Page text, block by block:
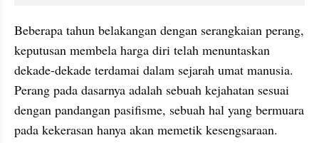
Beberapa tahun belakangan dengan serangkaian perang,
keputusan membela harga diri telah menuntaskan
dekade-dekade terdamai dalam sejarah umat manusia.
Perang pada dasarnya adalah sebuah kejahatan sesuai
dengan pandangan pasifisme, sebuah hal yang bermuara
pada kekerasan hanya akan memetik kesengsaraan.